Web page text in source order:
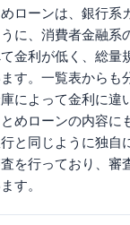
ローンは、銀行系
に、消費者金融系
金利が低く、総量
す。一覧表からも
によって金利に違
めローンの内容に
と同じように独自
を行っており、審
す。